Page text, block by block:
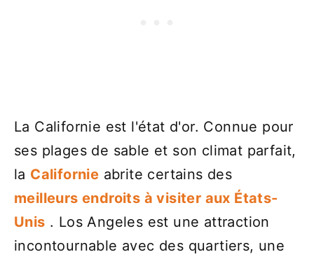
La Californie est l'état d'or. Connue pour
ses plages de sable et son climat parfait,
la Californie abrite certains des
meilleurs endroits à visiter aux États-
Unis . Los Angeles est une attraction
incontournable avec des quartiers, une